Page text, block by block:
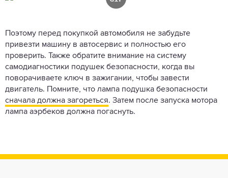
Поэтому перед покупкой автомобиля не забудьте
привезти машину в автосервис и полностью его
проверить. Также обратите внимание на систему
самодиагностики подушек безопасности, когда вы
поворачиваете ключ в зажигании, чтобы завести
двигатель. Помните, что лампа подушка безопасности
сначала должна загореться. Затем после запуска мотора
лампа аэрбеков должна погаснуть.